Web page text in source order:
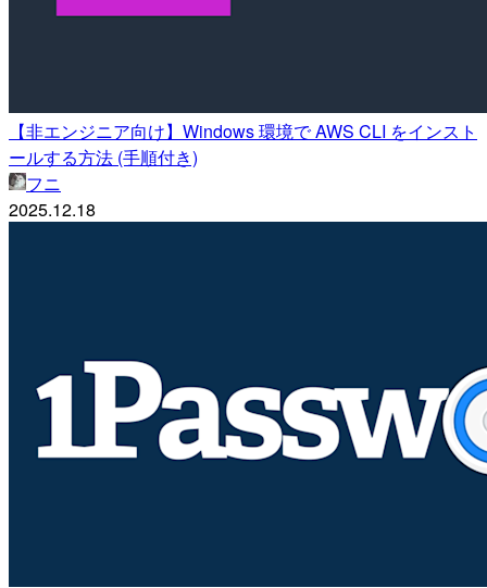
【非エンジニア向け】Windows 環境で AWS CLI をインスト
ールする方法 (手順付き)
フニ
2025.12.18